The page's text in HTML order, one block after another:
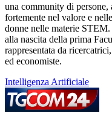
una community di persone,
fortemente nel valore e
donne nelle materie
alla nascita della prima
rappresentata da
ed economiste.
Intelligenza Artificiale